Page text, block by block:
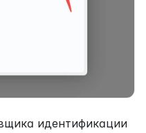
идентификации